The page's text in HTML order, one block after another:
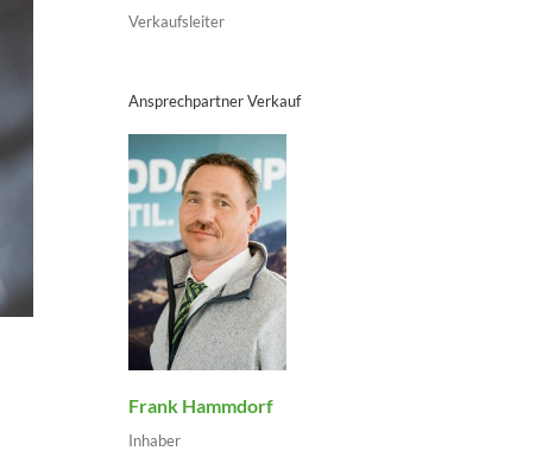
Verkaufsleiter
Ansprechpartner Verkauf
Frank Hammdorf
Inhaber